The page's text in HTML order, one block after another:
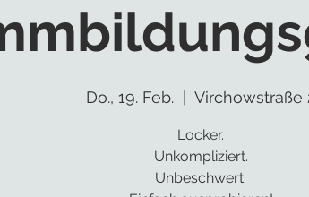
Do., 19. Feb. Virchowstraße
Locker.
Unkompliziert.
Unbeschwert.